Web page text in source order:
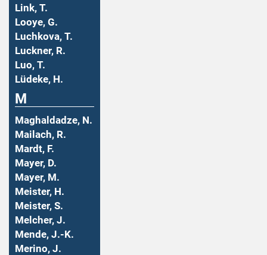
Link, T.
Looye, G.
Luchkova, T.
Luckner, R.
Luo, T.
Lüdeke, H.
M
Maghaldadze, N.
Mailach, R.
Mardt, F.
Mayer, D.
Mayer, M.
Meister, H.
Meister, S.
Melcher, J.
Mende, J.-K.
Merino, J.